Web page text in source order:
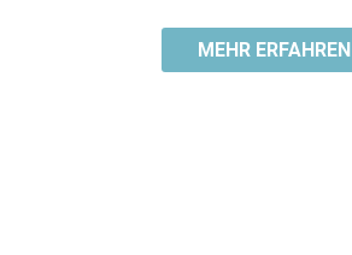
MEHR ERFAHREN